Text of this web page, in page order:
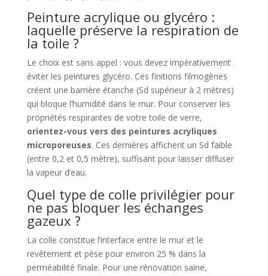
Peinture acrylique ou glycéro :
laquelle préserve la respiration de
la toile ?
Le choix est sans appel : vous devez impérativement
éviter les peintures glycéro. Ces finitions filmogènes
créent une barrière étanche (Sd supérieur à 2 mètres)
qui bloque l’humidité dans le mur. Pour conserver les
propriétés respirantes de votre toile de verre,
orientez-vous vers des peintures acryliques
microporeuses. Ces dernières affichent un Sd faible
(entre 0,2 et 0,5 mètre), suffisant pour laisser diffuser
la vapeur d’eau.
Quel type de colle privilégier pour
ne pas bloquer les échanges
gazeux ?
La colle constitue l’interface entre le mur et le
revêtement et pèse pour environ 25 % dans la
perméabilité finale. Pour une rénovation saine,